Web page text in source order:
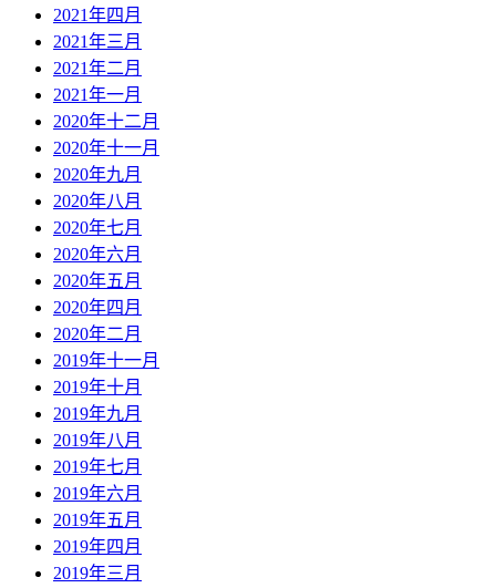
2021年四月
2021年三月
2021年二月
2021年一月
2020年十二月
2020年十一月
2020年九月
2020年八月
2020年七月
2020年六月
2020年五月
2020年四月
2020年二月
2019年十一月
2019年十月
2019年九月
2019年八月
2019年七月
2019年六月
2019年五月
2019年四月
2019年三月